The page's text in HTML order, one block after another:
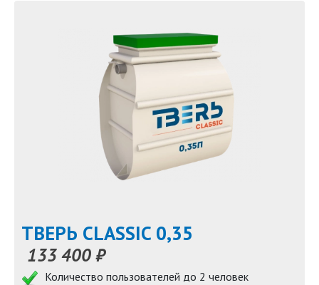
ТВЕРЬ CLASSIC 0,35
133 400 ₽
Количество пользователей до 2 человек